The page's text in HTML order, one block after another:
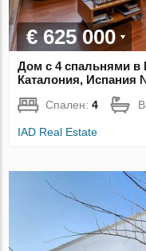
€ 625 000
Дом с 4 спальнями в
Каталония, Испания
Спален:4
IAD Real Estate